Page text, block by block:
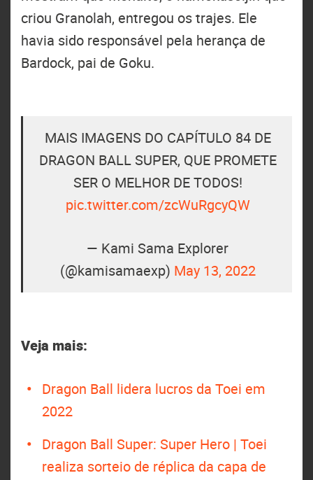
criou Granolah, entregou os trajes. Ele
havia sido responsável pela herança de
Bardock, pai de Goku.
MAIS IMAGENS DO CAPÍTULO 84 DE
DRAGON BALL SUPER, QUE PROMETE
SER O MELHOR DE TODOS!
pic.twitter.com/zcWuRgcyQW
— Kami Sama Explorer
(@kamisamaexp) May 13, 2022
Veja mais:
Dragon Ball lidera lucros da Toei em
2022
Dragon Ball Super: Super Hero | Toei
realiza sorteio de réplica da capa de